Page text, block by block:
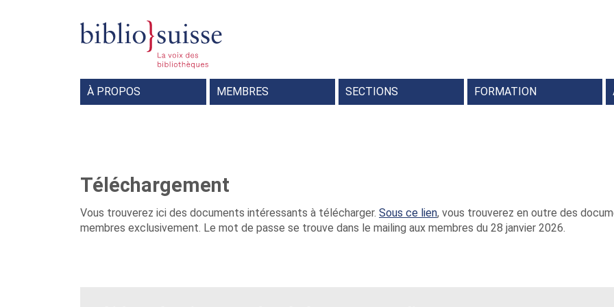
À PROPOS MEMBRES SECTIONS FORMATION
Téléchargement
Vous trouverez ici des documents intéressants à télécharger. Sous ce lien, vous trouverez en outre des
membres exclusivement. Le mot de passe se trouve dans le mailing aux membres du 28 janvier 2026.